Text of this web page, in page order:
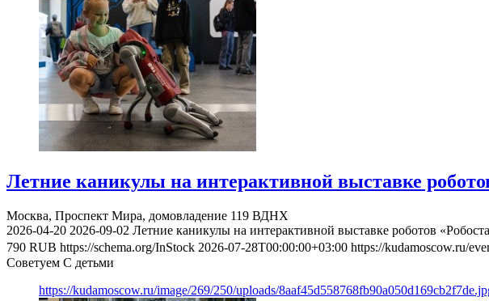
Летние каникулы на интерактивной выставке
Москва, Проспект Мира, домовладение 119 ВДНХ
2026-04-20 2026-09-02 Летние каникулы на интерактивной выставке роботов
790 RUB https://schema.org/InStock 2026-07-28T00:00:00+03:00 https://kudamoscow.ru/
Советуем С детьми
https://kudamoscow.ru/image/269/250/uploads/